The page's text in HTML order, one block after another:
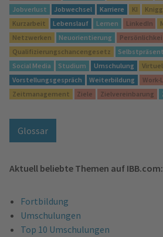
Jobverlust
Jobwechsel Karriere KI
Kurzarbeit
Lebenslauf Lernen LinkedIn
Netzwerken
Neuorientierung
Qualifizierungschancengesetz
Social Media
Studium Umschulung
Vorstellungsgespräch
Weiterbildung Work-
Zeitmanagement
Ziele Zielvereinbarung
Glossar
Aktuell beliebte Themen auf IBB.com:
Fortbildung
Umschulungen
Top 10 Umschulungen